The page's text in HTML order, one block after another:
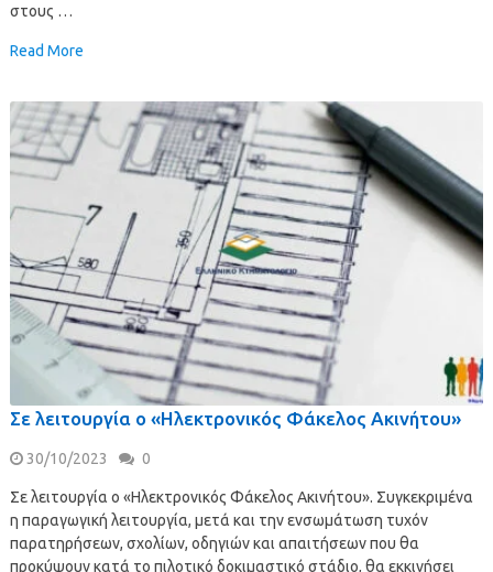
στους …
Read More
Σε λειτουργία ο «Ηλεκτρονικός Φάκελος Ακινήτου»
30/10/2023 0
Σε λειτουργία ο «Ηλεκτρονικός Φάκελος Ακινήτου». Συγκεκριμένα
η παραγωγική λειτουργία, μετά και την ενσωμάτωση τυχόν
παρατηρήσεων, σχολίων, οδηγιών και απαιτήσεων που θα
προκύψουν κατά το πιλοτικό δοκιμαστικό στάδιο, θα εκκινήσει